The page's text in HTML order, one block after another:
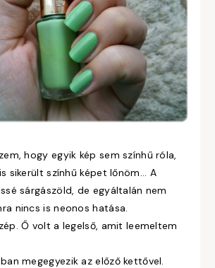
hogy egyik kép sem színhű róla,
sikerült színhű képet lőnöm... A
sárgászöld, de egyáltalán nem
nincs is neonos hatása.
Ő volt a legelső, amit leemeltem
megegyezik az előző kettővel.